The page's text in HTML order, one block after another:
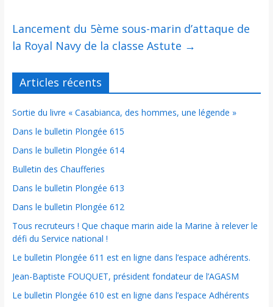
Lancement du 5ème sous-marin d’attaque de
la Royal Navy de la classe Astute →
Articles récents
Sortie du livre « Casabianca, des hommes, une légende »
Dans le bulletin Plongée 615
Dans le bulletin Plongée 614
Bulletin des Chaufferies
Dans le bulletin Plongée 613
Dans le bulletin Plongée 612
Tous recruteurs ! Que chaque marin aide la Marine à relever le
défi du Service national !
Le bulletin Plongée 611 est en ligne dans l’espace adhérents.
Jean-Baptiste FOUQUET, président fondateur de l’AGASM
Le bulletin Plongée 610 est en ligne dans l’espace Adhérents